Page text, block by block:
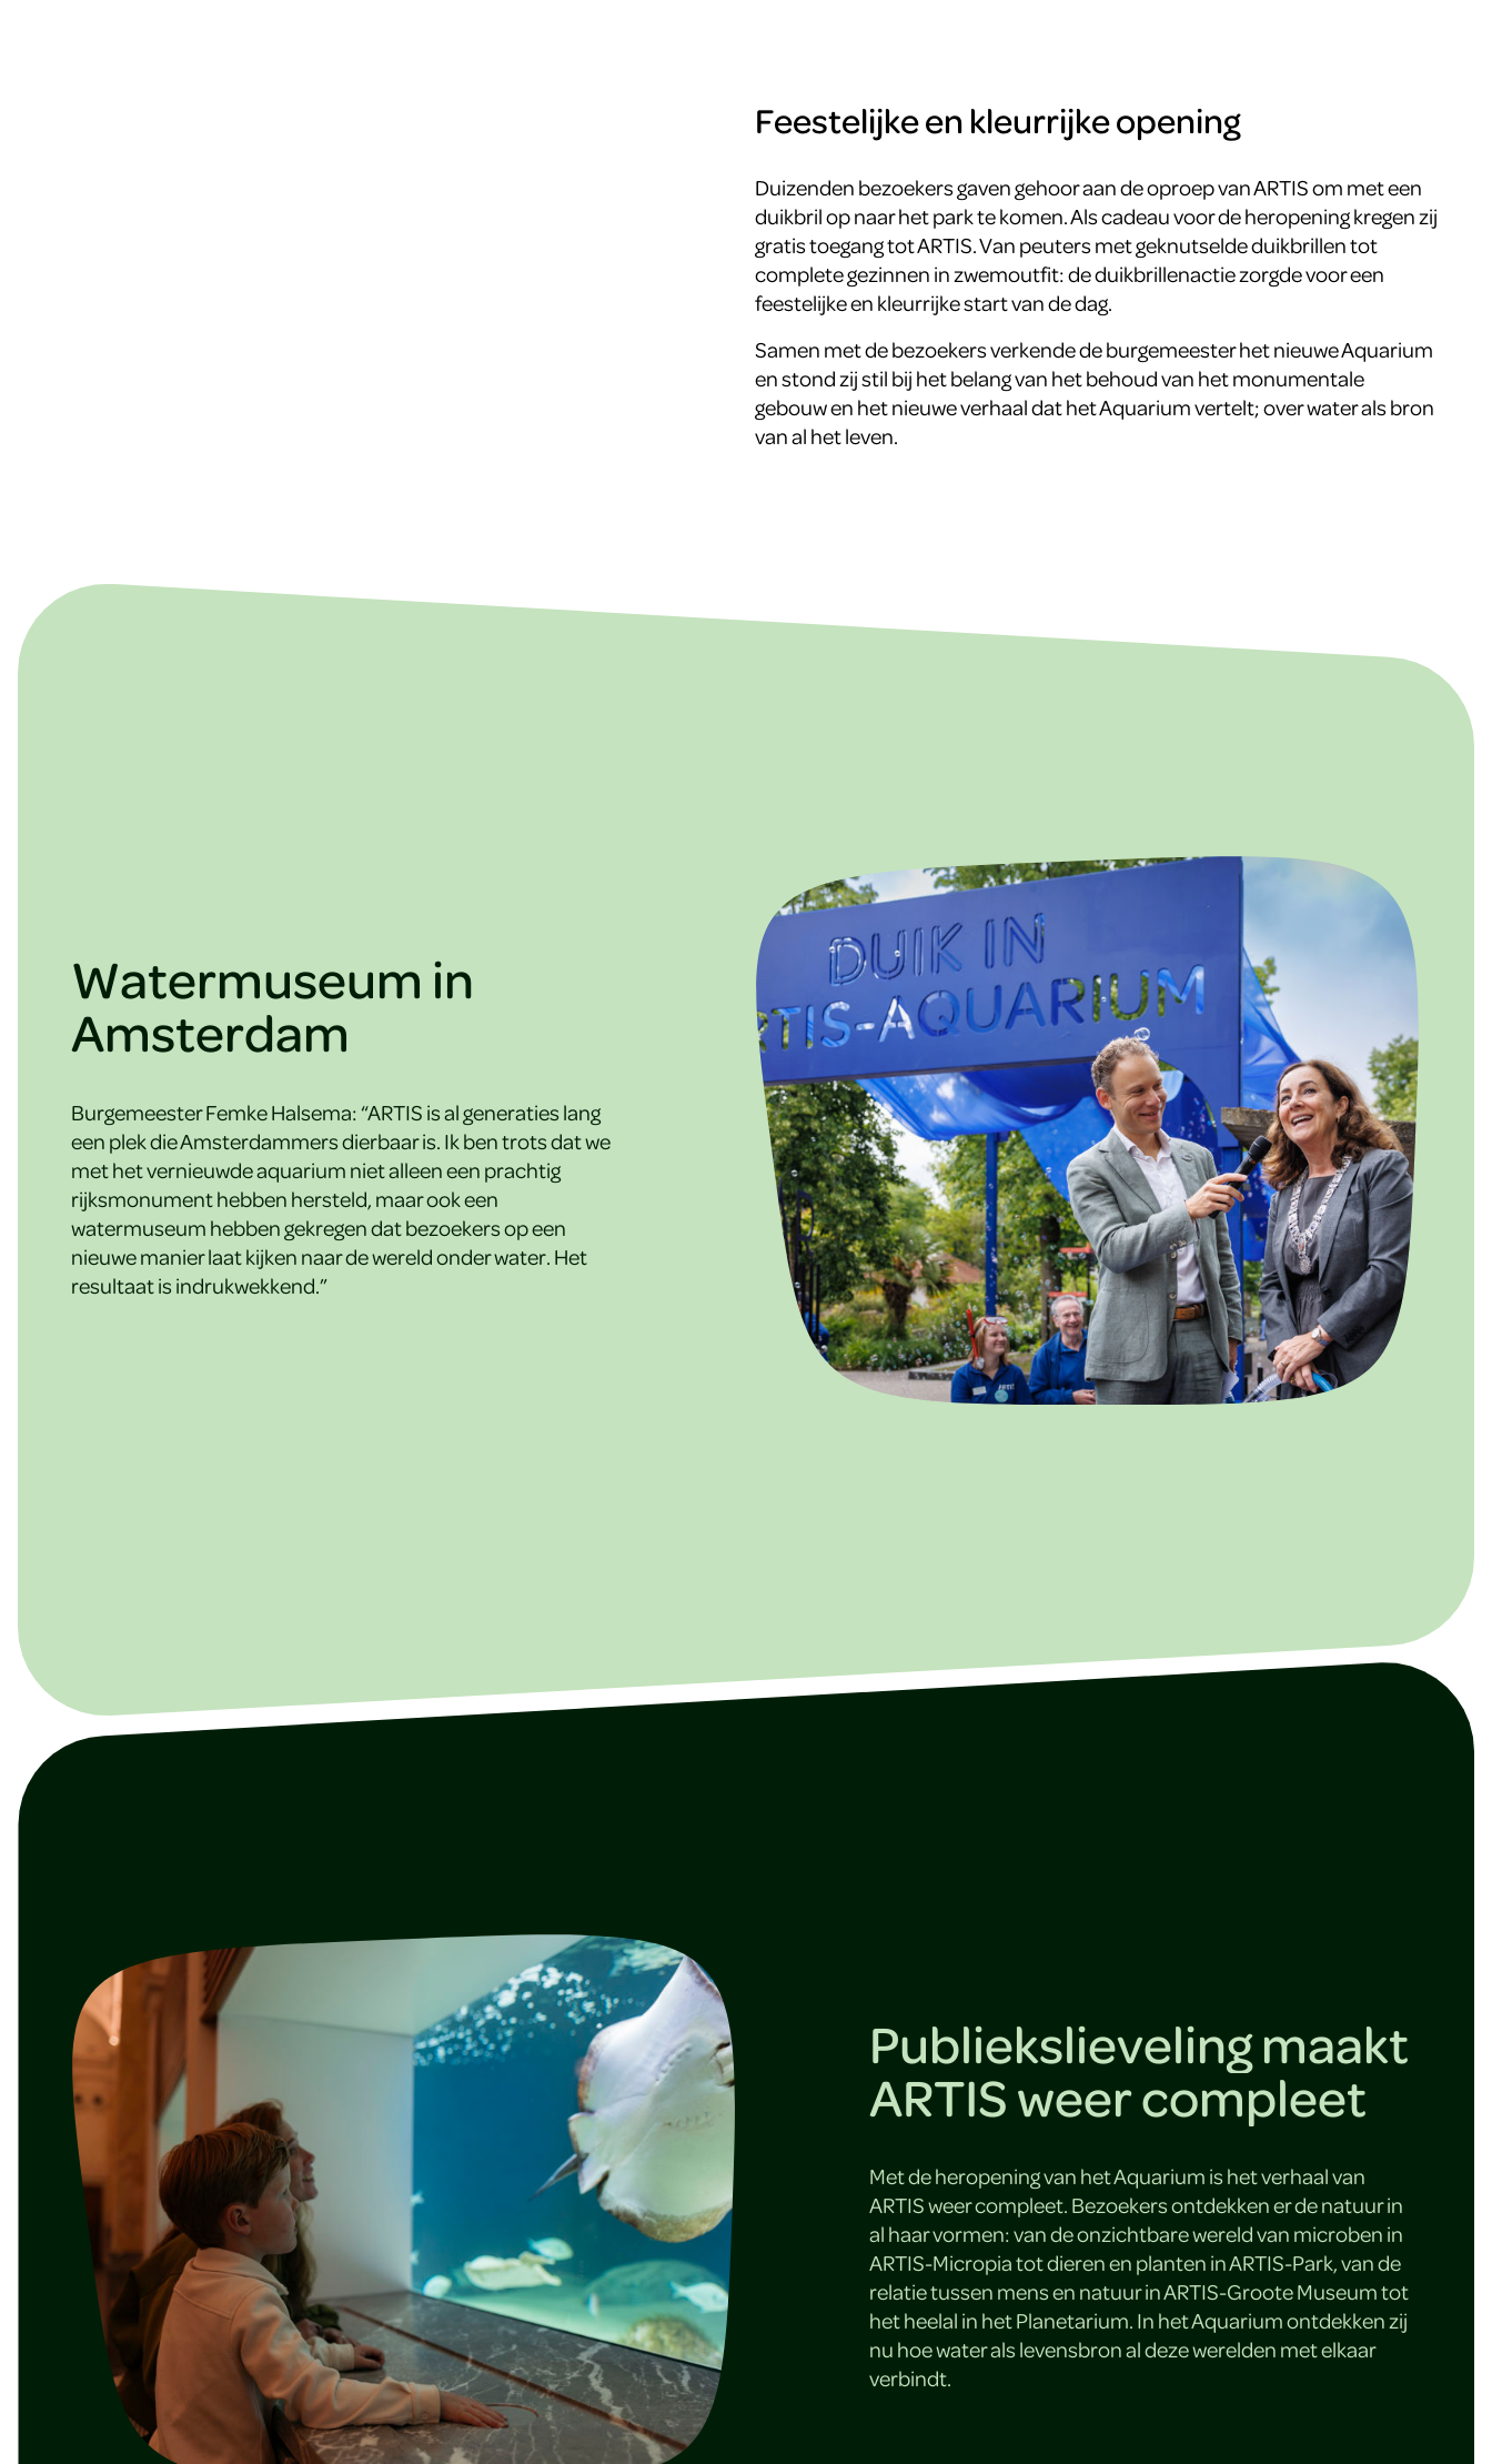
Feestelijke en kleurrijke opening
Duizenden bezoekers gaven gehoor aan de oproep van ARTIS om met een
duikbril op naar het park te komen. Als cadeau voor de heropening kregen zij
gratis toegang tot ARTIS. Van peuters met geknutselde duikbrillen tot
complete gezinnen in zwemoutfit: de duikbrillenactie zorgde voor een
feestelijke en kleurrijke start van de dag.
Samen met de bezoekers verkende de burgemeester het nieuwe Aquarium
en stond zij stil bij het belang van het behoud van het monumentale
gebouw en het nieuwe verhaal dat het Aquarium vertelt; over water als bron
van al het leven.
Watermuseum in
Amsterdam
Burgemeester Femke Halsema: “ARTIS is al generaties lang
een plek die Amsterdammers dierbaar is. Ik ben trots dat we
met het vernieuwde aquarium niet alleen een prachtig
rijksmonument hebben hersteld, maar ook een
watermuseum hebben gekregen dat bezoekers op een
nieuwe manier laat kijken naar de wereld onder water. Het
resultaat is indrukwekkend.”
Publiekslieveling maakt
ARTIS weer compleet
Met de heropening van het Aquarium is het verhaal van
ARTIS weer compleet. Bezoekers ontdekken er de natuur in
al haar vormen: van de onzichtbare wereld van microben in
ARTIS-Micropia tot dieren en planten in ARTIS-Park, van de
relatie tussen mens en natuur in ARTIS-Groote Museum tot
het heelal in het Planetarium. In het Aquarium ontdekken zij
nu hoe water als levensbron al deze werelden met elkaar
verbindt.